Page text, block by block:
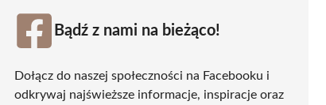
Bądź z nami na bieżąco!
Dołącz do naszej społeczności na Facebooku i
odkrywaj najświeższe informacje, inspiracje oraz